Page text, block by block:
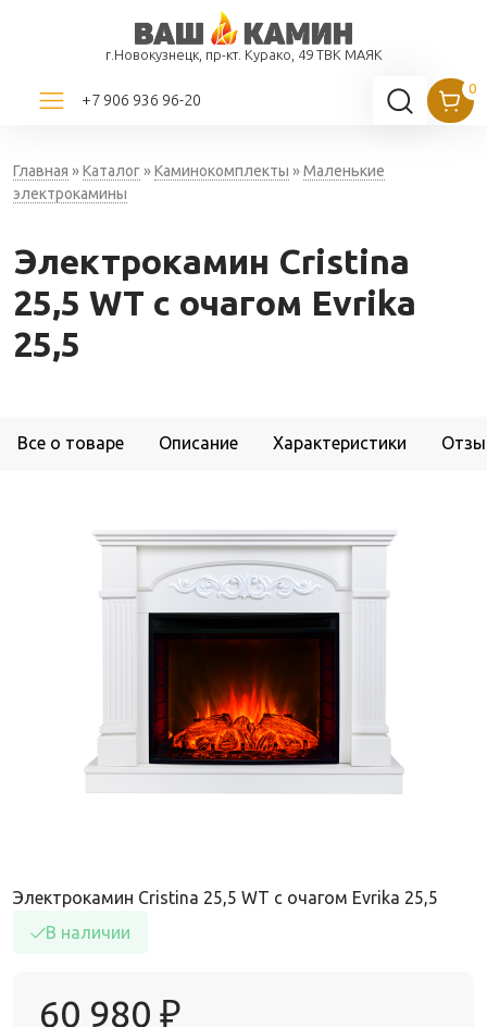
г.Новокузнецк, пр-кт. Курако, 49 ТВК МАЯК
+7 906 936 96-20
Главная »Каталог»Каминокомплекты »Маленькие
электрокамины
Электрокамин Cristina
25,5 WT с очагом Evrika
25,5
Все о товаре Описание Характеристики
Электрокамин Cristina 25,5 WT с очагом Evrika 25,5
В наличии
60 980 ₽